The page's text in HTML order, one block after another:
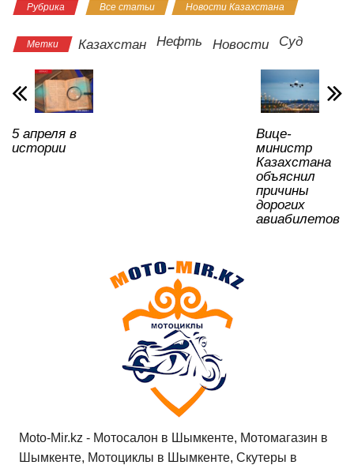
at
s
A
p
p
c
e
b
o
o
k
tt
er
n
o
e
gr
.R
u
er р
а
в
и
ть
Рубрика Все статьи Новости Казахстана
Метки Казахстан Нефть Новости Суд
5 апреля в
истории
Вице-
министр
Казахстана
объяснил
причины
дорогих
авиабилетов
Moto-Mir.kz - Мотосалон в Шымкенте, Мотомагазин в
Шымкенте, Мотоциклы в Шымкенте, Скутеры в